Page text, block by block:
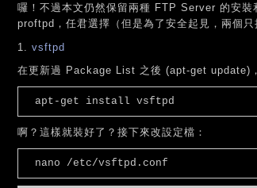
囉！不過本文仍然保留兩種 FTP Server 的安
proftpd，任君選擇（但是為了安全起見，兩個只
1. vsftpd
在更新過 Package List 之後 (apt-get update)
apt-get install vsftpd
啊？這樣就裝好了？接下來改設定檔：
nano /etc/vsftpd.conf